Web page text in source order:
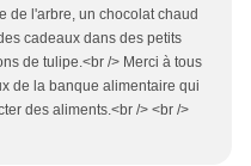
de l'arbre, un chocolat chaud
cadeaux dans des petits
de tulipe.<br /> Merci à tous
de la banque alimentaire qui
des aliments.<br /> <br />